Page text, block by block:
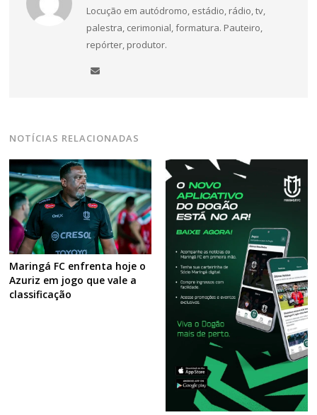
Locução em autódromo, estádio, rádio, tv,
palestra, cerimonial, formatura. Pauteiro,
repórter, produtor.
NOTÍCIAS RELACIONADAS
Maringá FC enfrenta hoje o
Azuriz em jogo que vale a
classificação